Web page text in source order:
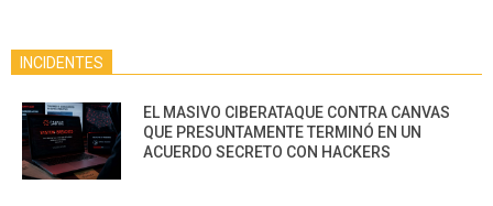
INCIDENTES
EL MASIVO CIBERATAQUE CONTRA CANVAS
QUE PRESUNTAMENTE TERMINÓ EN UN
ACUERDO SECRETO CON HACKERS